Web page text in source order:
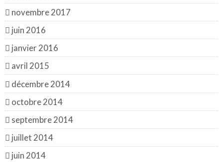
novembre 2017
juin 2016
janvier 2016
avril 2015
décembre 2014
octobre 2014
septembre 2014
juillet 2014
juin 2014